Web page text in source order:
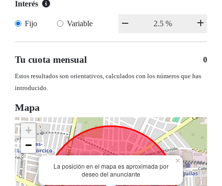
Interés
Fijo Variable
Tu cuota mensual 0
Estos resultados son orientativos, calculados con los números que has
introducido.
Mapa
La posición en el mapa es aproximada por
deseo del anunciante
×
+
−